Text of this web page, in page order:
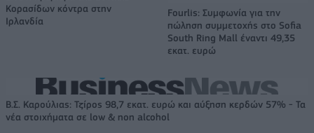
Κορασίδων κόντρα στην
Ιρλανδία
Fourlis: Συμφωνία για την
πώληση συμμετοχής στο Sofia
South Ring Mall έναντι 49,35
εκατ. ευρώ
Β.Σ. Καρούλιας: Τζίρος 98,7 εκατ. ευρώ και αύξηση κερδών 57% - Τα
νέα στοιχήματα σε low & non alcohol